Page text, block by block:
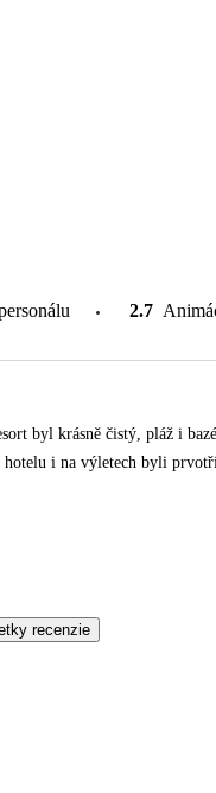
2.7
byl krásně čistý, pláž i
i na výletech byli
recenzie